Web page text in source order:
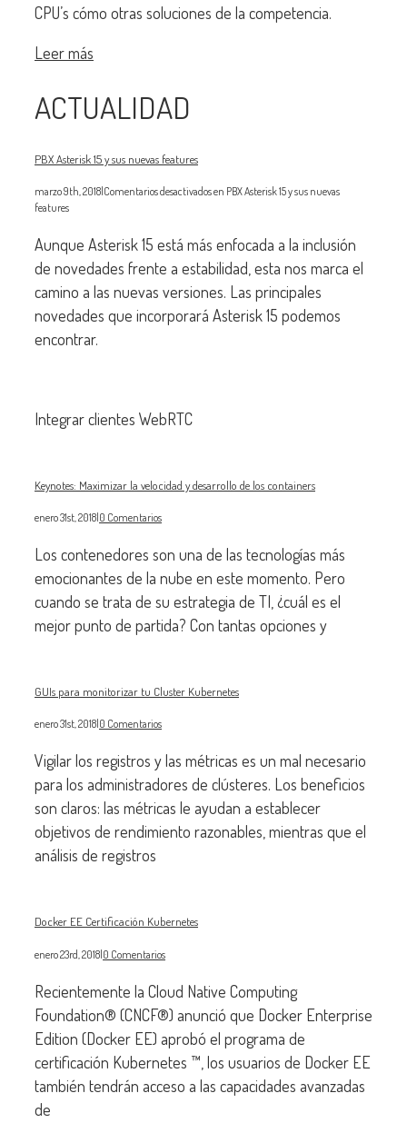
CPU’s cómo otras soluciones de la competencia.
Leer más
ACTUALIDAD
PBX Asterisk 15 y sus nuevas features
marzo 9th, 2018 Comentarios desactivadosen PBX Asterisk 15 y sus nuevas
features
Aunque Asterisk 15 está más enfocada a la inclusión
de novedades frente a estabilidad, esta nos marca el
camino a las nuevas versiones. Las principales
novedades que incorporará Asterisk 15 podemos
encontrar.
Integrar clientes WebRTC
Keynotes: Maximizar la velocidad y desarrollo de los containers
enero 31st, 2018 0 Comentarios
Los contenedores son una de las tecnologías más
emocionantes de la nube en este momento. Pero
cuando se trata de su estrategia de TI, ¿cuál es el
mejor punto de partida? Con tantas opciones y
GUIs para monitorizar tu Cluster Kubernetes
enero 31st, 2018 0 Comentarios
Vigilar los registros y las métricas es un mal necesario
para los administradores de clústeres. Los beneficios
son claros: las métricas le ayudan a establecer
objetivos de rendimiento razonables, mientras que el
análisis de registros
Docker EE Certificación Kubernetes
enero 23rd, 2018|0 Comentarios
Recientemente la Cloud Native Computing
Foundation® (CNCF®) anunció que Docker Enterprise
Edition (Docker EE) aprobó el programa de
certificación Kubernetes ™, los usuarios de Docker EE
también tendrán acceso a las capacidades avanzadas
de